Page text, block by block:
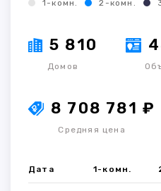
1-комн. 2-комн.
5 810
Домов
8 708 781 ₽
Средняя цена
Дата 1-комн.